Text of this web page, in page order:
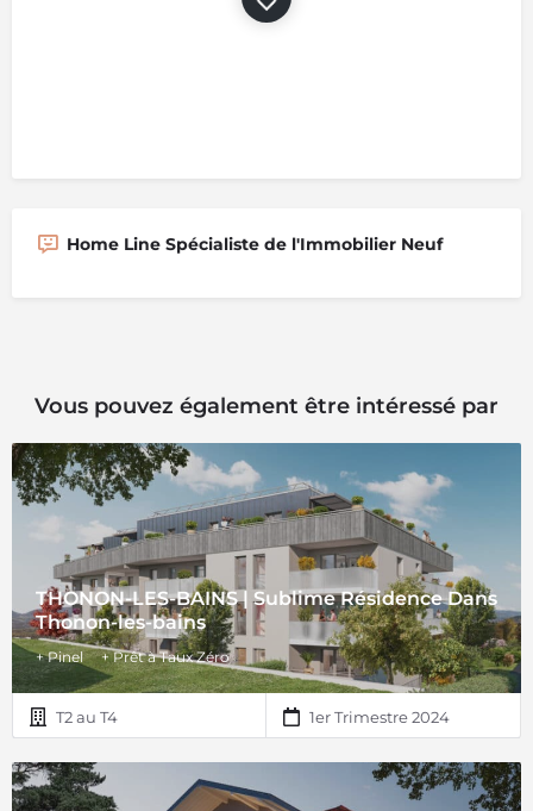
Home Line Spécialiste de l'Immobilier Neuf
Vous pouvez également être intéressé par
THONON-LES-BAINS | Sublime Résidence Dans
Thonon-les-bains
+ Pinel + Prêt à Taux Zéro
T2 au T4 1er Trimestre 2024